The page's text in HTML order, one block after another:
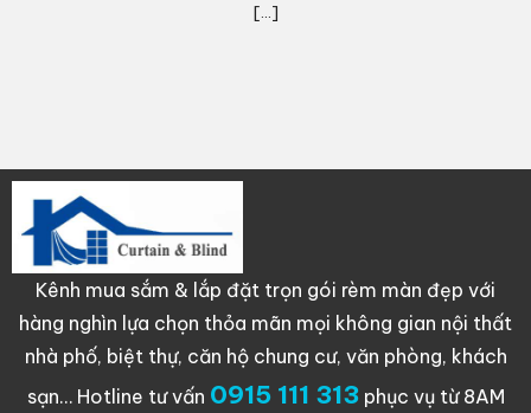
[...]
Kênh mua sắm & lắp đặt trọn gói rèm màn đẹp với
hàng nghìn lựa chọn thỏa mãn mọi không gian nội thất
nhà phố, biệt thự, căn hộ chung cư, văn phòng, khách
sạn… Hotline tư vấn 0915 111 313phục vụ từ 8AM